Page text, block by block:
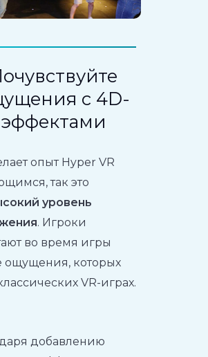
с 4D-
эффектами
опыт Hyper VR
так это
уровень
. Игроки
во время игры
ощущения, которых
VR-играх.
добавлению